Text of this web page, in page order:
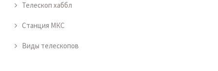
Телескоп хаббл
Станция МКС
Виды телескопов